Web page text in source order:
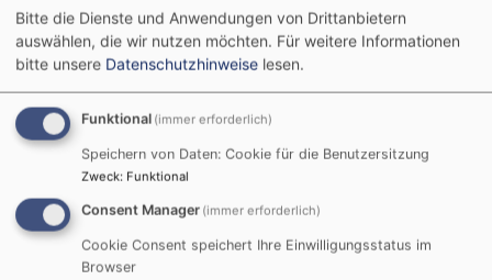
Bitte die Dienste und Anwendungen von Drittanbietern
auswählen, die wir nutzen möchten. Für weitere Informationen
bitte unsere Datenschutzhinweise lesen.
Funktional (immer erforderlich)
Speichern von Daten: Cookie für die Benutzersitzung
Zweck: Funktional
Consent Manager (immer erforderlich)
Cookie Consent speichert Ihre Einwilligungsstatus im
Browser